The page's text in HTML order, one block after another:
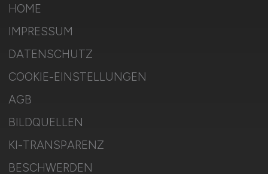
HOME
IMPRESSUM
DATENSCHUTZ
COOKIE-EINSTELLUNGEN
AGB
BILDQUELLEN
KI-TRANSPARENZ
BESCHWERDEN